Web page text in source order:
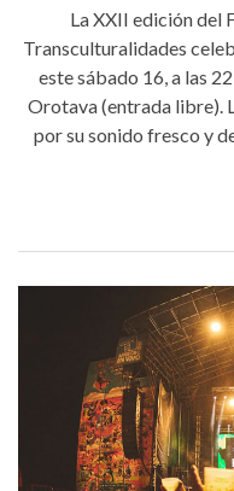
La XXII edición del
Transculturalidades
este sábado 16, a las
Orotava (entrada libre).
por su sonido fresco y